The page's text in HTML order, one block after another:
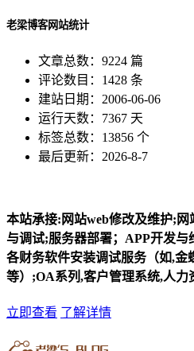
老梁博客网站统计
文章总数：9224 篇
评论数目：1428 条
建站日期：2006-06-06
运行天数：7367 天
标签总数：13856 个
最后更新：2026-8-7
本站承接:网站web修改及维护;
与调试;服务器部署；APP开发与
各财务软件安装调试服务（如,金
等）;OA系列,客户管理系统,人力
立即查看 了解详情